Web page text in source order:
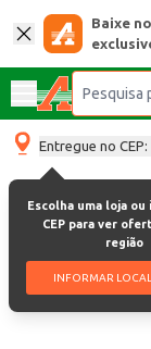
Baixe
Entregue no CEP:
Escolha uma loja ou
CEP para ver
região
INFORMAR